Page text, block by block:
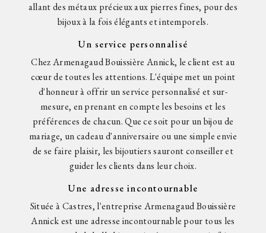
allant des métaux précieux aux pierres fines, pour des
bijoux à la fois élégants et intemporels.
Un service personnalisé
Chez Armenagaud Bouissière Annick, le client est au
cœur de toutes les attentions. L'équipe met un point
d'honneur à offrir un service personnalisé et sur-
mesure, en prenant en compte les besoins et les
préférences de chacun. Que ce soit pour un bijou de
mariage, un cadeau d'anniversaire ou une simple envie
de se faire plaisir, les bijoutiers sauront conseiller et
guider les clients dans leur choix.
Une adresse incontournable
Située à Castres, l'entreprise Armenagaud Bouissière
Annick est une adresse incontournable pour tous les